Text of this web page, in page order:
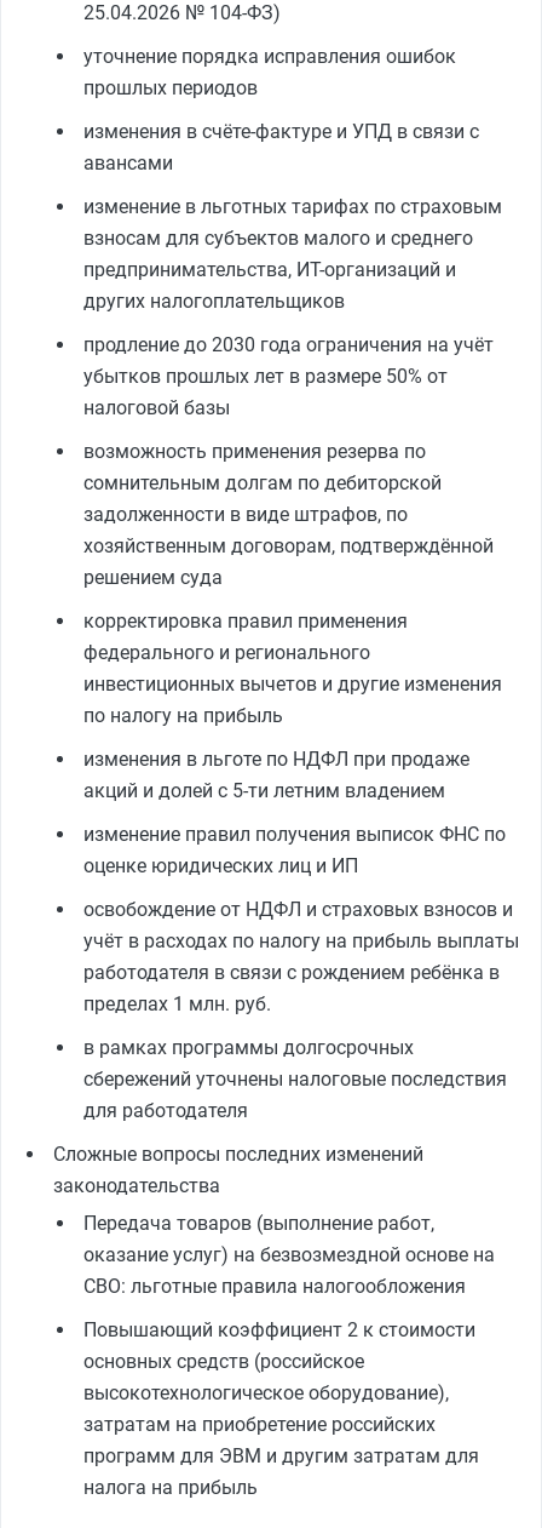
25.04.2026 № 104‑ФЗ)
уточнение порядка исправления ошибок
прошлых периодов
изменения в счёте-фактуре и УПД в связи с
авансами
изменение в льготных тарифах по страховым
взносам для субъектов малого и среднего
предпринимательства, ИТ-организаций и
других налогоплательщиков
продление до 2030 года ограничения на учёт
убытков прошлых лет в размере 50% от
налоговой базы
возможность применения резерва по
сомнительным долгам по дебиторской
задолженности в виде штрафов, по
хозяйственным договорам, подтверждённой
решением суда
корректировка правил применения
федерального и регионального
инвестиционных вычетов и другие изменения
по налогу на прибыль
изменения в льготе по НДФЛ при продаже
акций и долей с 5‑ти летним владением
изменение правил получения выписок ФНС по
оценке юридических лиц и ИП
освобождение от НДФЛ и страховых взносов и
учёт в расходах по налогу на прибыль выплаты
работодателя в связи с рождением ребёнка в
пределах 1 млн. руб.
в рамках программы долгосрочных
сбережений уточнены налоговые последствия
для работодателя
Сложные вопросы последних изменений
законодательства
Передача товаров (выполнение работ,
оказание услуг) на безвозмездной основе на
СВО: льготные правила налогообложения
Повышающий коэффициент 2 к стоимости
основных средств (российское
высокотехнологическое оборудование),
затратам на приобретение российских
программ для ЭВМ и другим затратам для
налога на прибыль